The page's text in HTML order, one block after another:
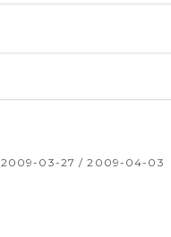
2009-03-27 / 2009-04-03